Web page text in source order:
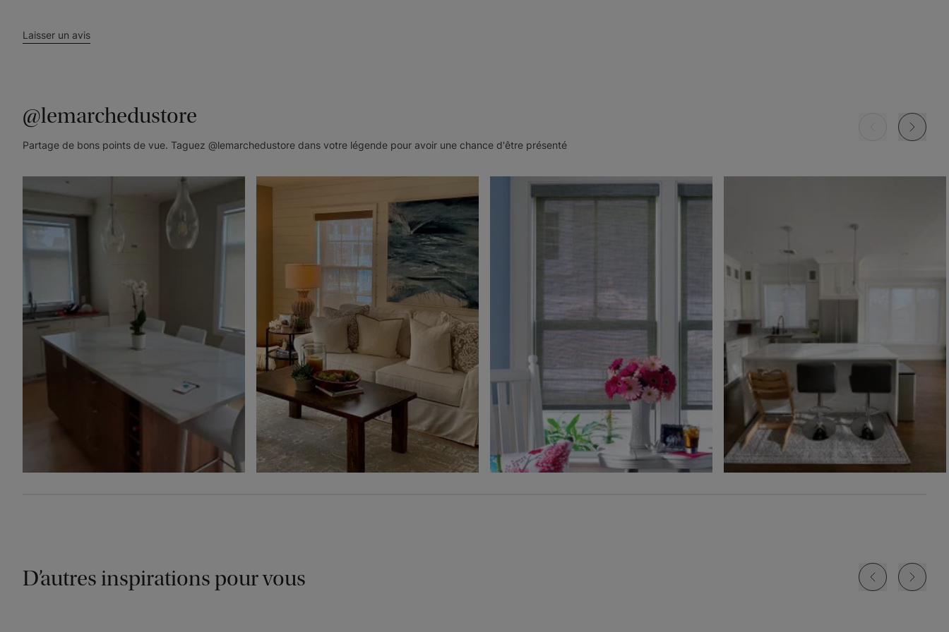
Laisser un avis
@lemarchedustore
Partage de bons points de vue. Taguez @lemarchedustore dans votre légende pour avoir une chance d'être présenté
D’autres inspirations pour vous